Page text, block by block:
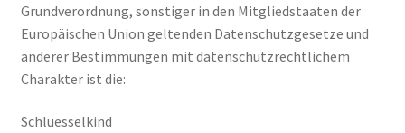
Grundverordnung, sonstiger in den Mitgliedstaaten der
Europäischen Union geltenden Datenschutzgesetze und
anderer Bestimmungen mit datenschutzrechtlichem
Charakter ist die:
Schluesselkind